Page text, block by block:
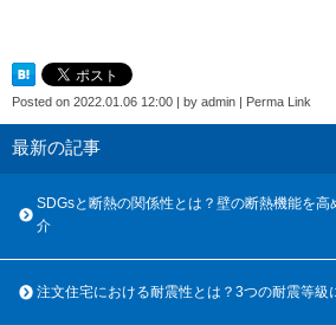
Posted on 2022.01.06 12:00 | by admin | Perma Link
最新の記事
SDGsと断熱の関係性とは？壁の断熱機能を
介
注文住宅における耐震性とは？3つの耐震等級